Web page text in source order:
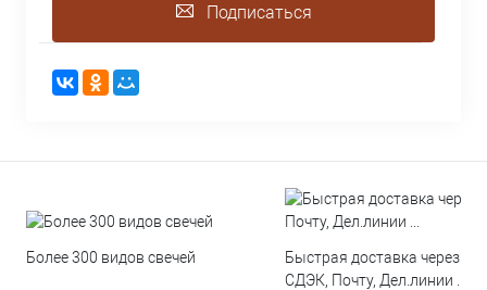
Подписаться
Более 300 видов свечей
Быстрая доставка через
СДЭК, Почту, Дел.линии ...